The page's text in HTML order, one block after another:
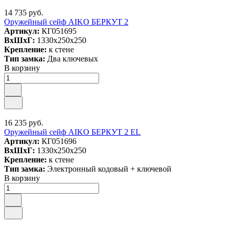
14 735 руб.
Оружейный сейф AIKO БЕРКУТ 2
Артикул: КГ051695
ВxШxГ: 1330x250x250
Крепление: к стене
Тип замка: Два ключевых
В корзину
16 235 руб.
Оружейный сейф AIKO БЕРКУТ 2 EL
Артикул: КГ051696
ВxШxГ: 1330x250x250
Крепление: к стене
Тип замка: Электронный кодовый + ключевой
В корзину